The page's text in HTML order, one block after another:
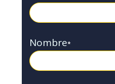
Nombre*